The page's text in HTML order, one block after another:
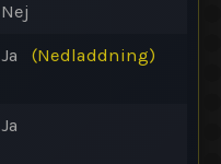
Nej
Ja (Nedladdning)
Ja